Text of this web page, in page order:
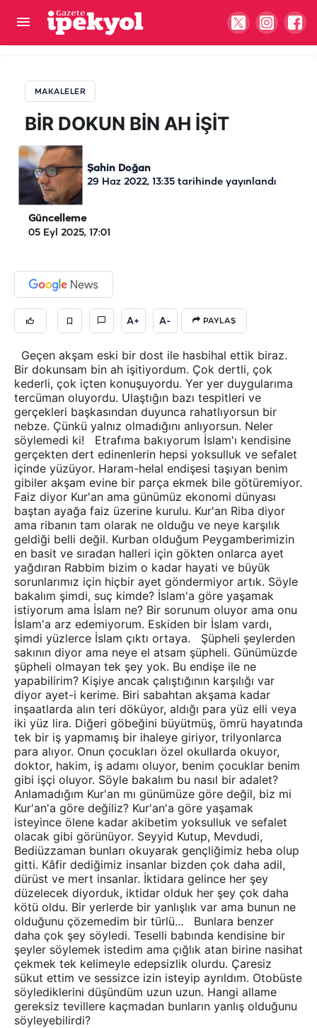
MAKALELER
BİR DOKUN BİN AH İŞİT
Şahin Doğan
29 Haz 2022, 13:35 tarihinde yayınlandı
Güncelleme
05 Eyl 2025, 17:01
A+ A- PAYLAŞ
Geçen akşam eski bir dost ile hasbihal ettik biraz.
Bir dokunsam bin ah işitiyordum. Çok dertli, çok
kederli, çok içten konuşuyordu. Yer yer duygularıma
tercüman oluyordu. Ulaştığın bazı tespitleri ve
gerçekleri başkasından duyunca rahatlıyorsun bir
nebze. Çünkü yalnız olmadığını anlıyorsun. Neler
söylemedi ki! Etrafıma bakıyorum İslam'ı kendisine
gerçekten dert edinenlerin hepsi yoksulluk ve sefalet
içinde yüzüyor. Haram-helal endişesi taşıyan benim
gibiler akşam evine bir parça ekmek bile götüremiyor.
Faiz diyor Kur'an ama günümüz ekonomi dünyası
baştan ayağa faiz üzerine kurulu. Kur'an Riba diyor
ama ribanın tam olarak ne olduğu ve neye karşılık
geldiği belli değil. Kurban olduğum Peygamberimizin
en basit ve sıradan halleri için gökten onlarca ayet
yağdıran Rabbim bizim o kadar hayati ve büyük
sorunlarımız için hiçbir ayet göndermiyor artık. Söyle
bakalım şimdi, suç kimde? İslam'a göre yaşamak
istiyorum ama İslam ne? Bir sorunum oluyor ama onu
İslam'a arz edemiyorum. Eskiden bir İslam vardı,
şimdi yüzlerce İslam çıktı ortaya. Şüpheli şeylerden
sakının diyor ama neye el atsam şüpheli. Günümüzde
şüpheli olmayan tek şey yok. Bu endişe ile ne
yapabilirim? Kişiye ancak çalıştığının karşılığı var
diyor ayet-i kerime. Biri sabahtan akşama kadar
inşaatlarda alın teri döküyor, aldığı para yüz elli veya
iki yüz lira. Diğeri göbeğini büyütmüş, ömrü hayatında
tek bir iş yapmamış bir ihaleye giriyor, trilyonlarca
para alıyor. Onun çocukları özel okullarda okuyor,
doktor, hakim, iş adamı oluyor, benim çocuklar benim
gibi işçi oluyor. Söyle bakalım bu nasıl bir adalet?
Anlamadığım Kur'an mı günümüze göre değil, biz mi
Kur'an'a göre değiliz? Kur'an'a göre yaşamak
isteyince ölene kadar akibetim yoksulluk ve sefalet
olacak gibi görünüyor. Seyyid Kutup, Mevdudi,
Bediüzzaman bunları okuyarak gençliğimiz heba olup
gitti. Kâfir dediğimiz insanlar bizden çok daha adil,
dürüst ve mert insanlar. İktidara gelince her şey
düzelecek diyorduk, iktidar olduk her şey çok daha
kötü oldu. Bir yerlerde bir yanlışlık var ama bunun ne
olduğunu çözemedim bir türlü... Bunlara benzer
daha çok şey söyledi. Teselli babında kendisine bir
şeyler söylemek istedim ama çığlık atan birine nasihat
çekmek tek kelimeyle edepsizlik olurdu. Çaresiz
sükut ettim ve sessizce izin isteyip ayrıldım. Otobüste
söylediklerini düşündüm uzun uzun. Hangi allame
gereksiz tevillere kaçmadan bunların yanlış olduğunu
söyleyebilirdi?
BİR DOKUN BİN AH İŞİT